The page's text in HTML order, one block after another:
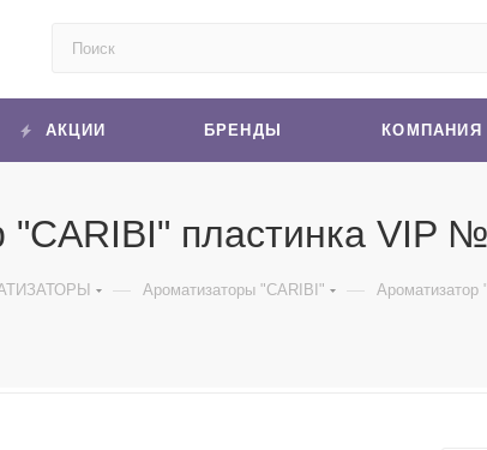
АКЦИИ БРЕНДЫ КОМПАНИЯ
"CARIBI" пластинка VIP
— Ароматизаторы "CARIBI" — Ароматизатор